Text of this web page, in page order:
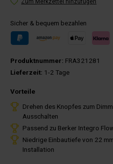
Zum Merkzettel hinzufügen
Sicher & bequem bezahlen
Produktnummer: FRA321281
Lieferzeit: 1-2 Tage
Vorteile
Drehen des Knopfes zum
Ausschalten
Passend zu Berker Integro
Niedrige Einbautiefe von 22
Installation